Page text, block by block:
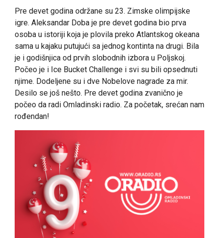
Pre devet godina održane su 23. Zimske olimpijske
igre. Aleksandar Doba je pre devet godina bio prva
osoba u istoriji koja je plovila preko Atlantskog okeana
sama u kajaku putujući sa jednog kontinta na drugi. Bila
je i godišnjica od prvih slobodnih izbora u Poljskoj.
Počeo je i Ice Bucket Challenge i svi su bili opsednuti
njime. Dodeljene su i dve Nobelove nagrade za mir.
Desilo se još nešto. Pre devet godina zvanično je
počeo da radi Omladinski radio. Za početak, srećan nam
rođendan!